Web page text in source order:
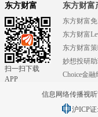
东方财富
扫一扫下载
APP
东方财富
东方财富
东方财富
东方财富
妙想投研
Choice金融
信息网络传播视听
沪ICP证